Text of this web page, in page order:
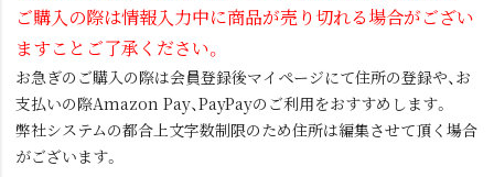
ご購入の際は情報入力中に商品が売り切れる場合がござい
ますことご了承ください。
お急ぎのご購入の際は会員登録後マイページにて住所の登録や、お
支払いの際Amazon Pay、PayPayのご利用をおすすめします。
弊社システムの都合上文字数制限のため住所は編集させて頂く場合
がございます。